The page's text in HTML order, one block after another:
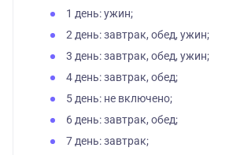
1 день: ужин;
2 день: завтрак, обед, ужин;
3 день: завтрак, обед, ужин;
4 день: завтрак, обед;
5 день: не включено;
6 день: завтрак, обед;
7 день: завтрак;